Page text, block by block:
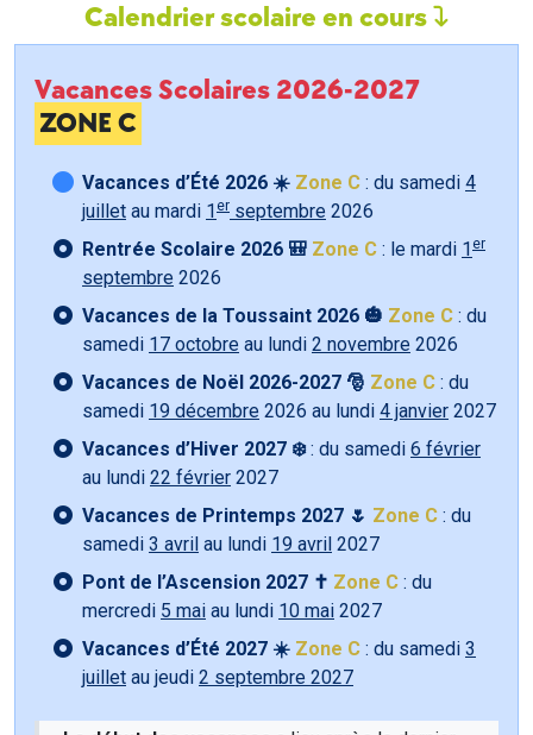
Calendrier scolaire en cours
Vacances Scolaires 2026-2027
ZONE C
Vacances d’Été 2026 ☀️ Zone C : du samedi 4
juillet au mardi 1 er septembre 2026
Rentrée Scolaire 2026 🎒 Zone C : le mardi 1 er
septembre 2026
Vacances de la Toussaint 2026 🎃 Zone C : du
samedi 17 octobre au lundi 2 novembre 2026
Vacances de Noël 2026-2027 🎅 Zone C : du
samedi 19 décembre 2026 au lundi 4 janvier 2027
Vacances d’Hiver 2027 ❄️: du samedi 6 février
au lundi 22 février 2027
Vacances de Printemps 2027 🌷 Zone C : du
samedi 3 avril au lundi 19 avril 2027
Pont de l’Ascension 2027 ✝️ Zone C : du
mercredi 5 mai au lundi 10 mai 2027
Vacances d’Été 2027 ☀️ Zone C : du samedi 3
juillet au jeudi 2 septembre 2027